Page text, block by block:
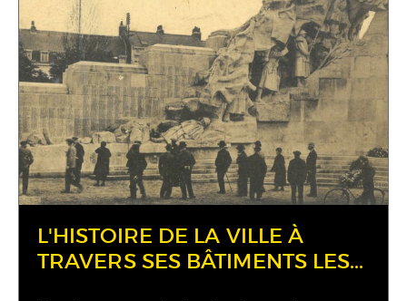
L'HISTOIRE DE LA VILLE À
TRAVERS SES BÂTIMENTS LES...